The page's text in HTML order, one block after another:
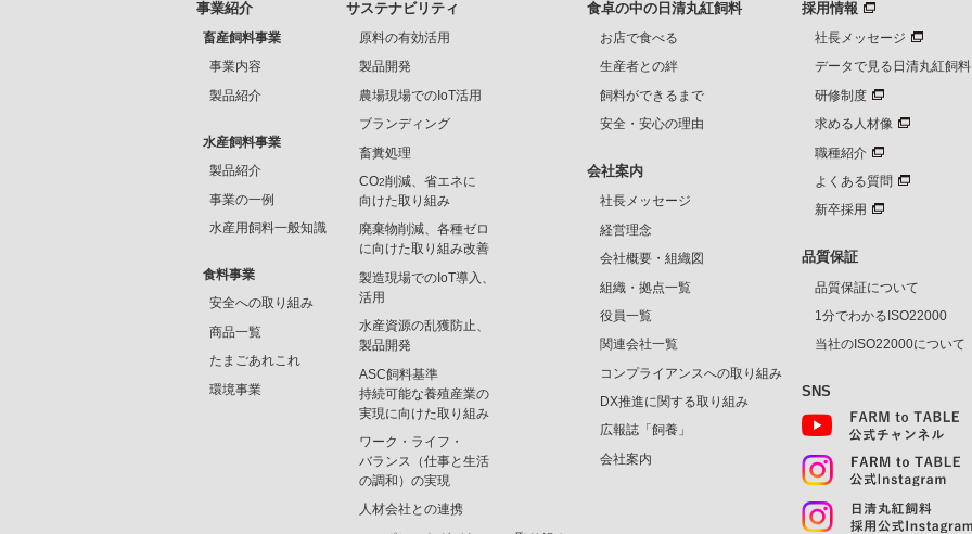
事業紹介
畜産飼料事業
事業内容
製品紹介
水産飼料事業
製品紹介
事業の一例
水産用飼料一般知識
食料事業
安全への取り組み
商品一覧
たまごあれこれ
環境事業
サステナビリティ
原料の有効活用
製品開発
農場現場でのIoT活用
ブランディング
畜糞処理
CO2削減、省エネに
向けた取り組み
廃棄物削減、各種ゼロ
に向けた取り組み改善
製造現場でのIoT導入、
活用
水産資源の乱獲防止、
製品開発
ASC飼料基準
持続可能な養殖産業の
実現に向けた取り組み
ワーク・ライフ・
バランス（仕事と生活
の調和）の実現
人材会社との連携
食卓の中の日清丸紅飼料
お店で食べる
生産者との絆
飼料ができるまで
安全・安心の理由
会社案内
社長メッセージ
経営理念
会社概要・組織図
組織・拠点一覧
役員一覧
関連会社一覧
コンプライアンスへの取り組み
DX推進に関する取り組み
広報誌「飼養」
会社案内
採用情報
社長メッセージ
データで見る日清丸紅飼料
研修制度
求める人材像
職種紹介
よくある質問
新卒採用
品質保証
品質保証について
1分でわかるISO22000
当社のISO22000について
SNS